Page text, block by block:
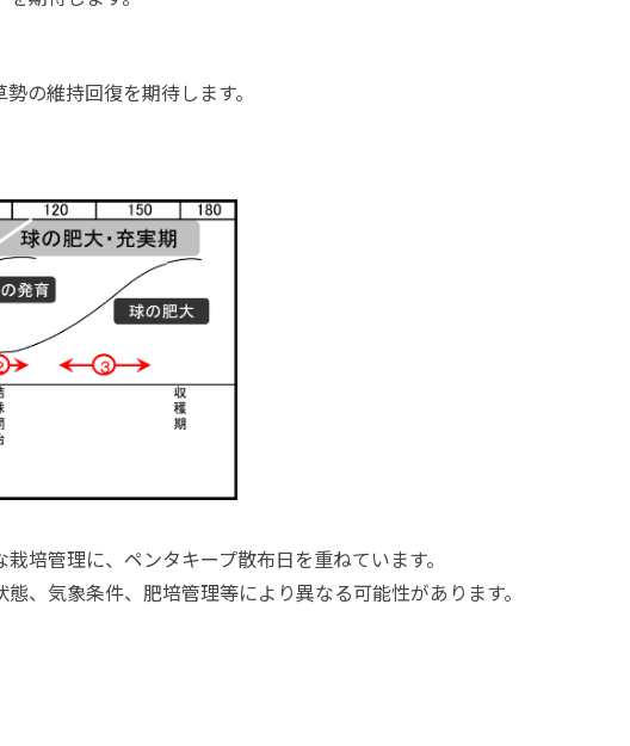
の維持回復を期待します。
培管理に、ペンタキープ散布日を重ねています。
、気象条件、肥培管理等により異なる可能性があります。